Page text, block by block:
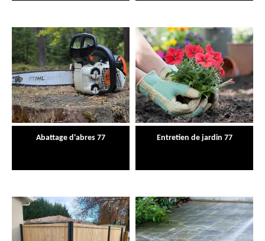
Abattage d'abres 77 Entretien de jardin 77